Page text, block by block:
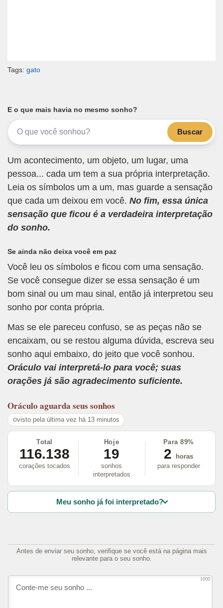
Tags: gato
E o que mais havia no mesmo sonho?
Buscar
Um acontecimento, um objeto, um lugar, uma
pessoa... cada um tem a sua própria interpretação.
Leia os símbolos um a um, mas guarde a sensação
que cada um deixou em você. No fim, essa única
sensação que ficou é a verdadeira interpretação
do sonho.
Se ainda não deixa você em paz
Você leu os símbolos e ficou com uma sensação.
Se você consegue dizer se essa sensação é um
bom sinal ou um mau sinal, então já interpretou seu
sonho por conta própria.
Mas se ele pareceu confuso, se as peças não se
encaixam, ou se restou alguma dúvida, escreva seu
sonho aqui embaixo, do jeito que você sonhou.
Oráculo vai interpretá-lo para você; suas
orações já são agradecimento suficiente.
Oráculo aguarda seus sonhos
visto pela última vez há 13 minutos
Total
116.138
corações tocados
Hoje
19
sonhos
interpretados
Para 89%
2
horas
para responder
Meu sonho já foi interpretado?
Antes de enviar seu sonho, verifique se você está na página mais
relevante para o seu sonho.
1000